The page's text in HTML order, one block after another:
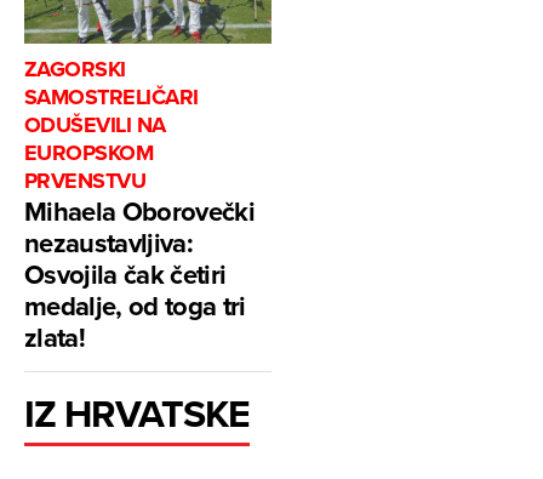
ZAGORSKI
SAMOSTRELIČARI
ODUŠEVILI NA
EUROPSKOM
PRVENSTVU
Mihaela Oborovečki
nezaustavljiva:
Osvojila čak četiri
medalje, od toga tri
zlata!
IZ HRVATSKE